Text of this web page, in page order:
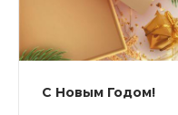
С Новым Годом!